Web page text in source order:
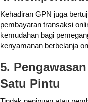
Kehadiran GPN juga
pembayaran transaksi
kemudahan bagi
kenyamanan berbelanja
5.
Satu Pintu